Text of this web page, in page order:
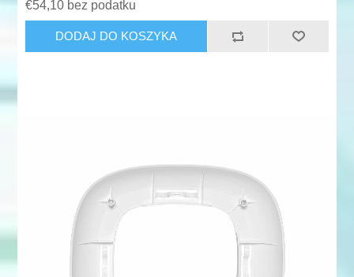
€54,10 bez podatku
DODAJ DO KOSZYKA